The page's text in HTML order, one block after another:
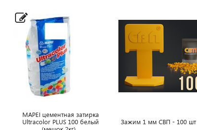
MAPEI цементная затирка
Ultracolor PLUS 100 белый
Зажим 1 мм СВП - 100 шт